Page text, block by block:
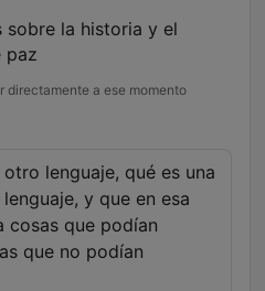
sobre la historia y el
paz
directamente a ese momento
lenguaje, qué es una
y que en esa
cosas que podían
que no podían